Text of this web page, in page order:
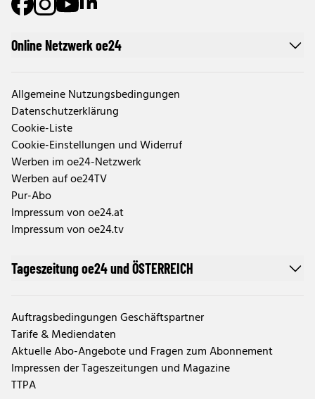
Online Netzwerk oe24
Allgemeine Nutzungsbedingungen
Datenschutzerklärung
Cookie-Liste
Cookie-Einstellungen und Widerruf
Werben im oe24-Netzwerk
Werben auf oe24TV
Pur-Abo
Impressum von oe24.at
Impressum von oe24.tv
Tageszeitung oe24 und ÖSTERREICH
Auftragsbedingungen Geschäftspartner
Tarife & Mediendaten
Aktuelle Abo-Angebote und Fragen zum Abonnement
Impressen der Tageszeitungen und Magazine
TTPA